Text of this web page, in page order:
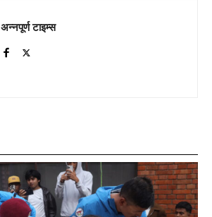
अन्नपूर्ण टाइम्स